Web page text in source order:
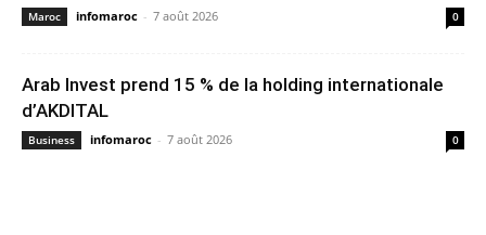
Maroc infomaroc - 7 août 2026 0
Arab Invest prend 15 % de la holding internationale
d’AKDITAL
Business infomaroc - 7 août 2026 0